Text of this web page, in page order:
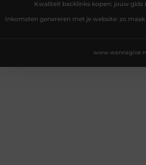
Kwaliteit backlinks kopen: jouw
Inkomsten genereren met je website: zo